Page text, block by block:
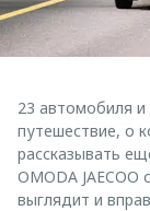
23 автомобиля
путешествие, о
рассказывать
OMODA
выглядит и